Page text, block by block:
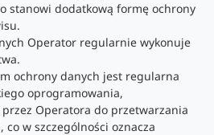
stanowi dodatkową formę ochrony
Operator regularnie wykonuje
ochrony danych jest regularna
oprogramowania,
Operatora do przetwarzania
co w szczególności oznacza